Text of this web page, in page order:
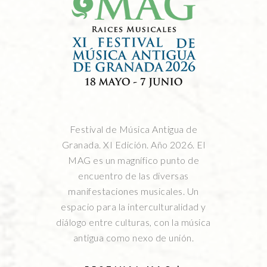
Festival de Música Antigua de
Granada. XI Edición. Año 2026. El
MAG es un magnífico punto de
encuentro de las diversas
manifestaciones musicales. Un
espacio para la interculturalidad y
diálogo entre culturas, con la música
antigua como nexo de unión.